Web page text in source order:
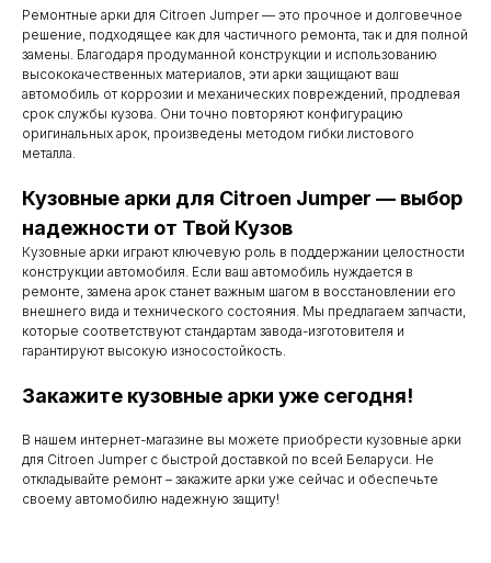
Ремонтные арки для Citroen Jumper — это прочное и долговечное
решение, подходящее как для частичного ремонта, так и для полной
замены. Благодаря продуманной конструкции и использованию
высококачественных материалов, эти арки защищают ваш
автомобиль от коррозии и механических повреждений, продлевая
срок службы кузова. Они точно повторяют конфигурацию
оригинальных арок, произведены методом гибки листового
металла.
Кузовные арки для Citroen Jumper — выбор
надежности от Твой Кузов
Кузовные арки играют ключевую роль в поддержании целостности
конструкции автомобиля. Если ваш автомобиль нуждается в
ремонте, замена арок станет важным шагом в восстановлении его
внешнего вида и технического состояния. Мы предлагаем запчасти,
которые соответствуют стандартам завода-изготовителя и
гарантируют высокую износостойкость.
Закажите кузовные арки уже сегодня!
В нашем интернет-магазине вы можете приобрести кузовные арки
для Citroen Jumper с быстрой доставкой по всей Беларуси. Не
откладывайте ремонт – закажите арки уже сейчас и обеспечьте
своему автомобилю надежную защиту!
+37529 231 88 27
+37529 201 36 27
Мы работаем
с понедельника
по субботу с 9.00
до 20.00